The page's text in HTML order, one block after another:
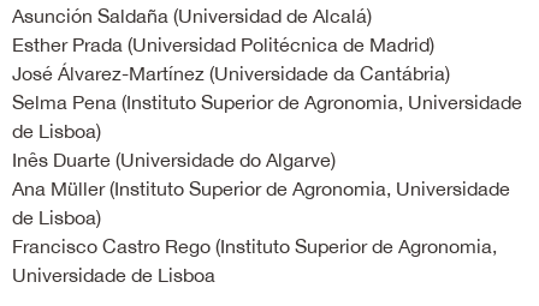
Asunción Saldaña (Universidad de Alcalá)
Esther Prada (Universidad Politécnica de Madrid)
José Álvarez-Martínez (Universidade da Cantábria)
Selma Pena (Instituto Superior de Agronomia, Universidade
de Lisboa)
Inês Duarte (Universidade do Algarve)
Ana Müller (Instituto Superior de Agronomia, Universidade
de Lisboa)
Francisco Castro Rego (Instituto Superior de Agronomia,
Universidade de Lisboa